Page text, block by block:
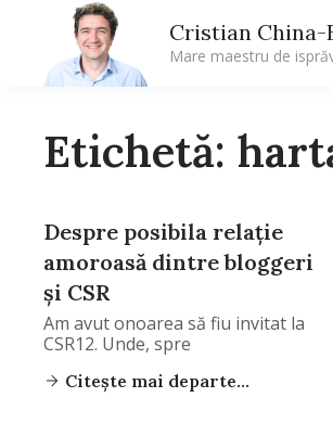
Cristian
Mare maestru de
Etichetă:
Despre posibila relaţie
amoroasă dintre bloggeri
şi CSR
Am avut onoarea să fiu invitat la
CSR12. Unde, spre
Citește mai departe...